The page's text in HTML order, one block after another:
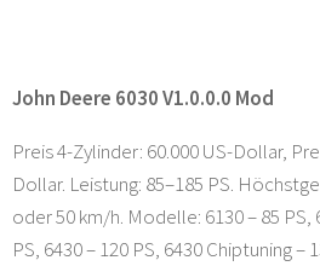
John Deere 6030 V1.0.0.0 Mod
Preis 4-Zylinder: 60.000 US-Dollar,
Dollar. Leistung: 85–185 PS.
oder 50 km/h. Modelle: 6130 – 85 PS,
PS, 6430 – 120 PS, 6430 Chiptuning –